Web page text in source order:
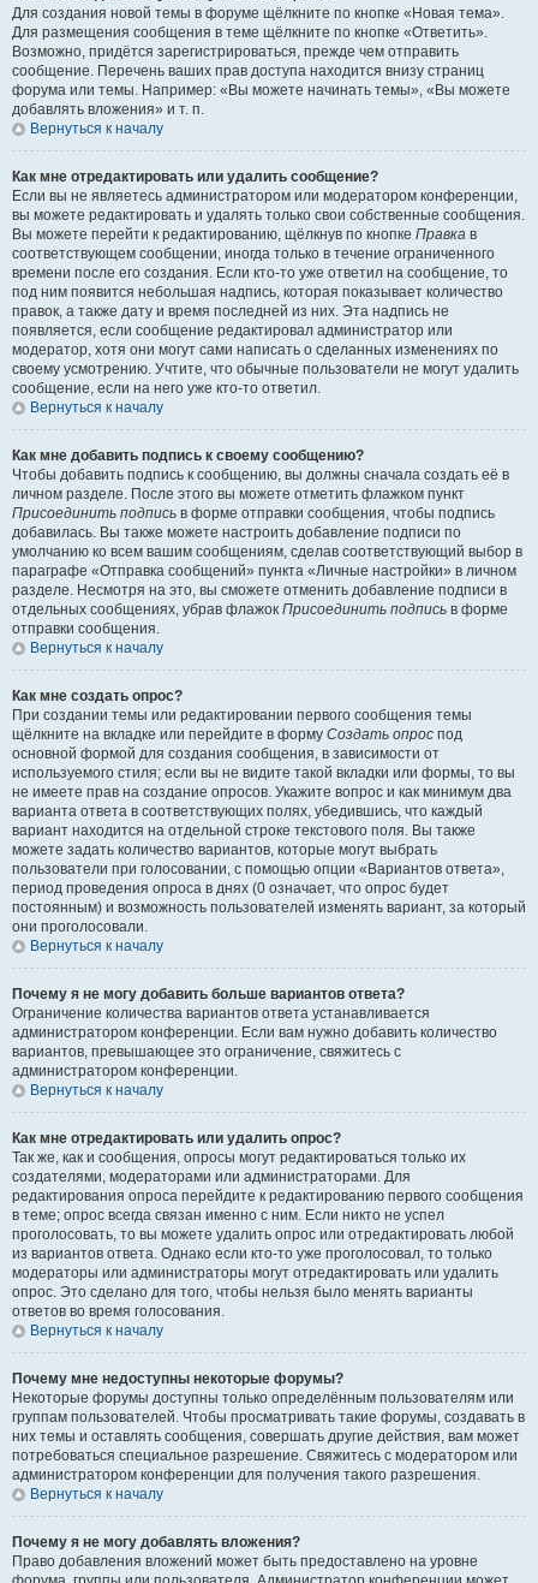
Для создания новой темы в форуме щёлкните по кнопке «Новая тема».
Для размещения сообщения в теме щёлкните по кнопке «Ответить».
Возможно, придётся зарегистрироваться, прежде чем отправить
сообщение. Перечень ваших прав доступа находится внизу страниц
форума или темы. Например: «Вы можете начинать темы», «Вы можете
добавлять вложения» и т. п.
Вернуться к началу
Как мне отредактировать или удалить сообщение?
Если вы не являетесь администратором или модератором конференции,
вы можете редактировать и удалять только свои собственные сообщения.
Вы можете перейти к редактированию, щёлкнув по кнопке Правка в
соответствующем сообщении, иногда только в течение ограниченного
времени после его создания. Если кто-то уже ответил на сообщение, то
под ним появится небольшая надпись, которая показывает количество
правок, а также дату и время последней из них. Эта надпись не
появляется, если сообщение редактировал администратор или
модератор, хотя они могут сами написать о сделанных изменениях по
своему усмотрению. Учтите, что обычные пользователи не могут удалить
сообщение, если на него уже кто-то ответил.
Вернуться к началу
Как мне добавить подпись к своему сообщению?
Чтобы добавить подпись к сообщению, вы должны сначала создать её в
личном разделе. После этого вы можете отметить флажком пункт
Присоединить подпись в форме отправки сообщения, чтобы подпись
добавилась. Вы также можете настроить добавление подписи по
умолчанию ко всем вашим сообщениям, сделав соответствующий выбор в
параграфе «Отправка сообщений» пункта «Личные настройки» в личном
разделе. Несмотря на это, вы сможете отменить добавление подписи в
отдельных сообщениях, убрав флажок Присоединить подпись в форме
отправки сообщения.
Вернуться к началу
Как мне создать опрос?
При создании темы или редактировании первого сообщения темы
щёлкните на вкладке или перейдите в форму Создать опрос под
основной формой для создания сообщения, в зависимости от
используемого стиля; если вы не видите такой вкладки или формы, то вы
не имеете прав на создание опросов. Укажите вопрос и как минимум два
варианта ответа в соответствующих полях, убедившись, что каждый
вариант находится на отдельной строке текстового поля. Вы также
можете задать количество вариантов, которые могут выбрать
пользователи при голосовании, с помощью опции «Вариантов ответа»,
период проведения опроса в днях (0 означает, что опрос будет
постоянным) и возможность пользователей изменять вариант, за который
они проголосовали.
Вернуться к началу
Почему я не могу добавить больше вариантов ответа?
Ограничение количества вариантов ответа устанавливается
администратором конференции. Если вам нужно добавить количество
вариантов, превышающее это ограничение, свяжитесь с
администратором конференции.
Вернуться к началу
Как мне отредактировать или удалить опрос?
Так же, как и сообщения, опросы могут редактироваться только их
создателями, модераторами или администраторами. Для
редактирования опроса перейдите к редактированию первого сообщения
в теме; опрос всегда связан именно с ним. Если никто не успел
проголосовать, то вы можете удалить опрос или отредактировать любой
из вариантов ответа. Однако если кто-то уже проголосовал, то только
модераторы или администраторы могут отредактировать или удалить
опрос. Это сделано для того, чтобы нельзя было менять варианты
ответов во время голосования.
Вернуться к началу
Почему мне недоступны некоторые форумы?
Некоторые форумы доступны только определённым пользователям или
группам пользователей. Чтобы просматривать такие форумы, создавать в
них темы и оставлять сообщения, совершать другие действия, вам может
потребоваться специальное разрешение. Свяжитесь с модератором или
администратором конференции для получения такого разрешения.
Вернуться к началу
Почему я не могу добавлять вложения?
Право добавления вложений может быть предоставлено на уровне